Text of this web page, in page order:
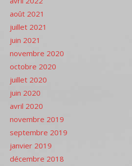
août 2021
juillet 2021
juin 2021
novembre 2020
octobre 2020
juillet 2020
juin 2020
avril 2020
novembre 2019
septembre 2019
janvier 2019
décembre 2018